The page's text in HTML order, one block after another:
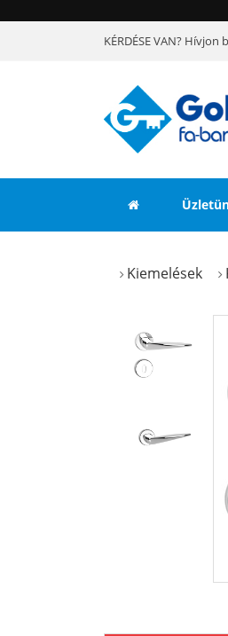
KÉRDÉSE VAN?
Kiemelések